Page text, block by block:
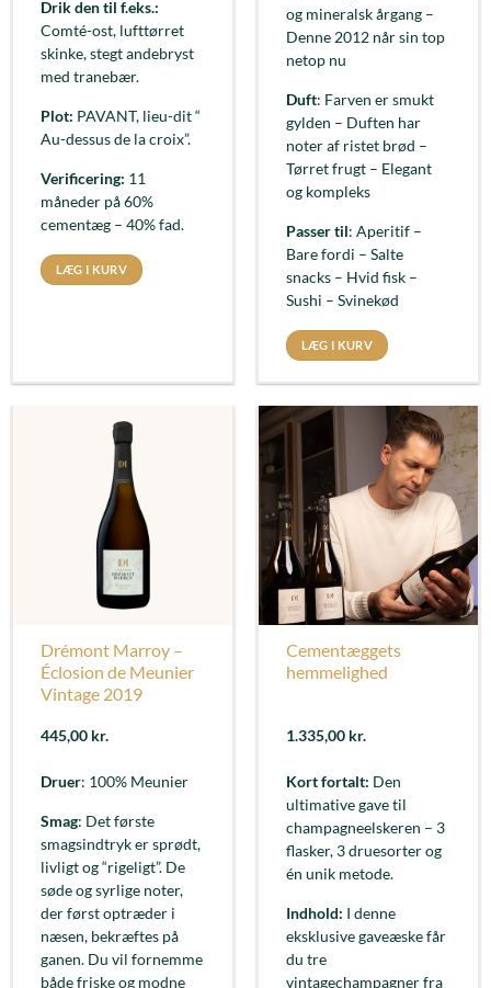
Drik den til f.eks.:
Comté-ost, lufttørret
skinke, stegt andebryst
med tranebær.
Plot: PAVANT, lieu-dit “
Au-dessus de la croix”.
Verificering: 11
måneder på 60%
cementæg – 40% fad.
LÆG I KURV
og mineralsk årgang –
Denne 2012 når sin top
netop nu
Duft: Farven er smukt
gylden – Duften har
noter af ristet brød –
Tørret frugt – Elegant
og kompleks
Passer til: Aperitif –
Bare fordi – Salte
snacks – Hvid fisk –
Sushi – Svinekød
LÆG I KURV
Drémont Marroy –
Éclosion de Meunier
Vintage 2019
445,00 kr.
Druer: 100% Meunier
Smag: Det første
smagsindtryk er sprødt,
livligt og “rigeligt”. De
søde og syrlige noter,
der først optræder i
næsen, bekræftes på
ganen. Du vil fornemme
både friske og modne
Cementæggets
hemmelighed
1.335,00 kr.
Kort fortalt: Den
ultimative gave til
champagneelskeren – 3
flasker, 3 druesorter og
én unik metode.
Indhold: I denne
eksklusive gaveæske får
du tre
vintagechampagner fra